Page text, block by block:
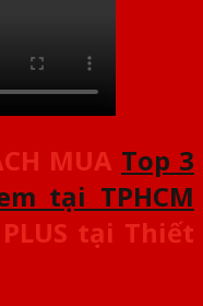
MUA Top 3
tại TPHCM
tại Thiết